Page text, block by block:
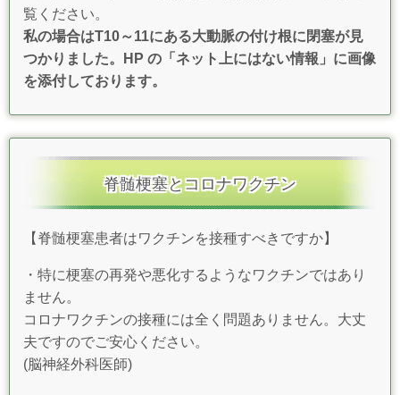
覧ください。
私の場合はT10～11にある大動脈の付け根に閉塞が見
つかりました。HP の「ネット上にはない情報」に画像
を添付しております。
脊髄梗塞とコロナワクチン
【脊髄梗塞患者はワクチンを接種すべきですか】
・特に梗塞の再発や悪化するようなワクチンではあり
ません。
コロナワクチンの接種には全く問題ありません。大丈
夫ですのでご安心ください。
(脳神経外科医師)